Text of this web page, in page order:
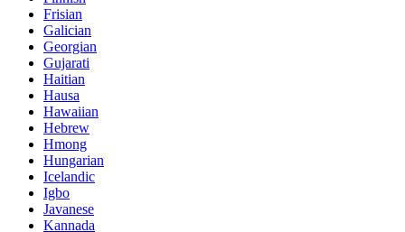
Frisian
Galician
Georgian
Gujarati
Haitian
Hausa
Hawaiian
Hebrew
Hmong
Hungarian
Icelandic
Igbo
Javanese
Kannada